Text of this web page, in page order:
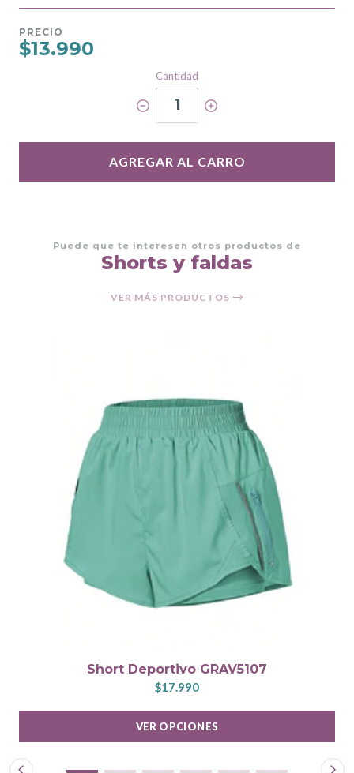
PRECIO
$13.990
Cantidad
1
AGREGAR AL CARRO
Puede que te interesen otros productos de
Shorts y faldas
VER MÁS PRODUCTOS
Short Deportivo GRAV5107
$17.990
VER OPCIONES